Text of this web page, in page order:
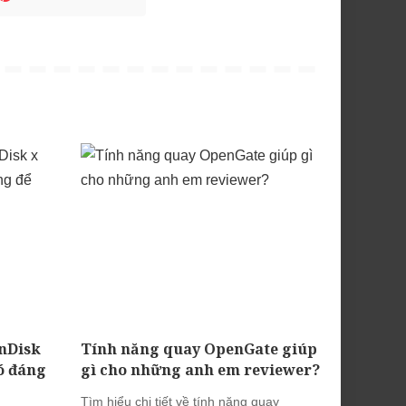
đáng
Tính năng quay OpenGate giúp
gì cho những anh em reviewer?
Tìm hiểu chi tiết về tính năng quay